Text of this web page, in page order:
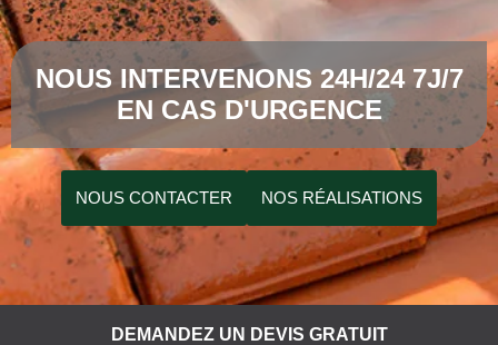
NOUS INTERVENONS 24H/24 7J/7
EN CAS D'URGENCE
NOUS CONTACTER NOS RÉALISATIONS
DEMANDEZ UN DEVIS GRATUIT